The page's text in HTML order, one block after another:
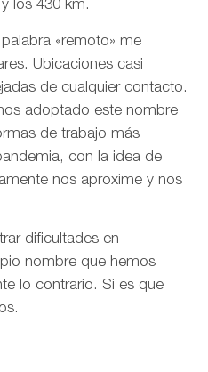
los 430 km.
«remoto» me
Ubicaciones casi
de cualquier contacto.
adoptado este nombre
de trabajo más
con la idea de
nos aproxime y nos
dificultades en
nombre que hemos
lo contrario. Si es que